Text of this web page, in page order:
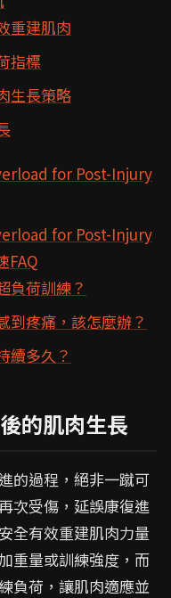
重建肌肉
指標
生長策略
for Post-Injury
for Post-Injury
FAQ
負荷訓練？
到疼痛，該怎麼辦？
續多久？
的肌肉生長
的過程，絕非一蹴可
次受傷，延誤康復進
全有效重建肌肉力量
重量或訓練強度，而
負荷，讓肌肉適應並